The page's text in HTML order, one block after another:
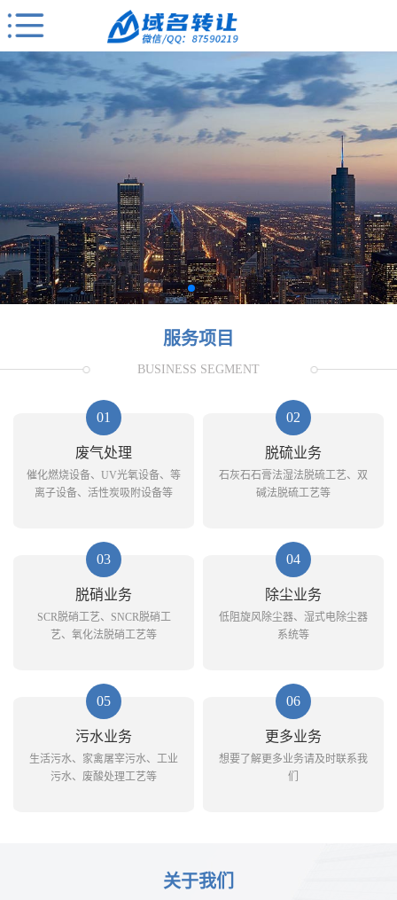
服务项目
BUSINESS SEGMENT
01
废气处理
催化燃烧设备、UV光氧设备、等
离子设备、活性炭吸附设备等
02
脱硫业务
石灰石石膏法湿法脱硫工艺、双
碱法脱硫工艺等
03
脱硝业务
SCR脱硝工艺、SNCR脱硝工
艺、氧化法脱硝工艺等
04
除尘业务
低阻旋风除尘器、湿式电除尘器
系统等
05
污水业务
生活污水、家禽屠宰污水、工业
污水、废酸处理工艺等
06
更多业务
想要了解更多业务请及时联系我
们
关于我们